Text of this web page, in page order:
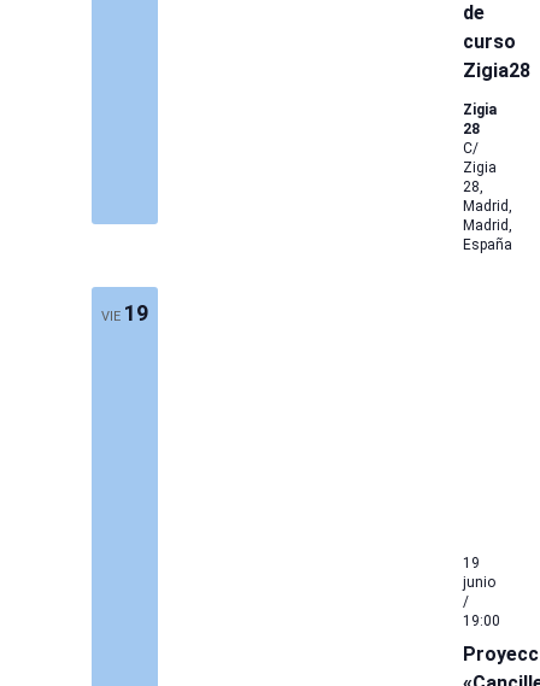
de
curso
Zigia28
Zigia
28
C/
Zigia
28,
Madrid,
Madrid,
España
VIE 19
19
junio
/
19:00